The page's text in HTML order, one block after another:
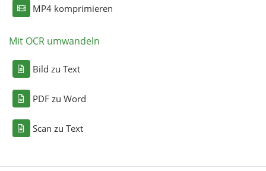
MP4 komprimieren
Mit OCR umwandeln
Bild zu Text
PDF zu Word
Scan zu Text